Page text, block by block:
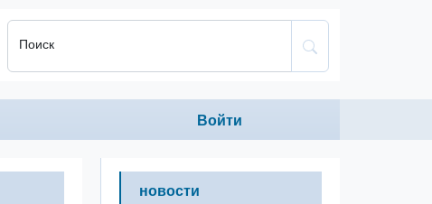
Поиск
Anonumous menu
Войти
новости